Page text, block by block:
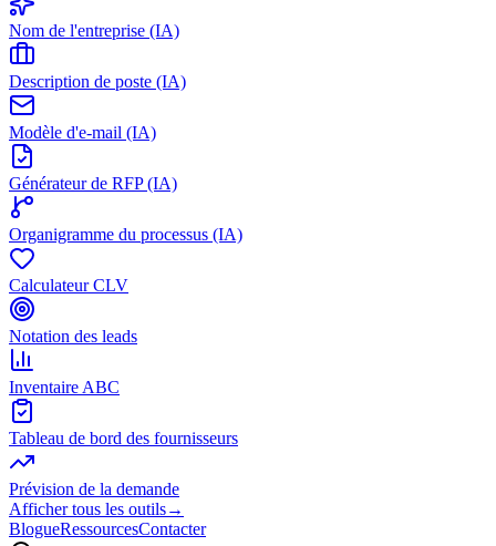
Nom de l'entreprise (IA)
Description de poste (IA)
Modèle d'e-mail (IA)
Générateur de RFP (IA)
Organigramme du processus (IA)
Calculateur CLV
Notation des leads
Inventaire ABC
Tableau de bord des fournisseurs
Prévision de la demande
Afficher tous les outils→
BlogueRessourcesContacter